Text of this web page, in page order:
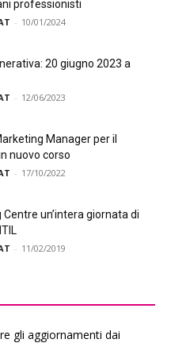
professionisti
- 10/01/2024
20 giugno 2023 a
- 12/06/2023
Manager per il
nuovo corso
- 17/10/2022
Centre un’intera giornata di
- 11/02/2019
gli aggiornamenti dai